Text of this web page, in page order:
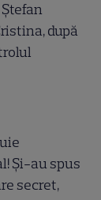
după
Și-au spus
secret,